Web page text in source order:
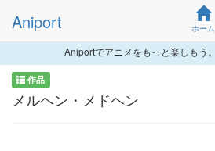
Aniport ホーム
Aniportでアニメをもっと楽しもう。
作品
メルヘン・メドヘン